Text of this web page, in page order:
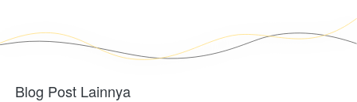
Blog Post Lainnya